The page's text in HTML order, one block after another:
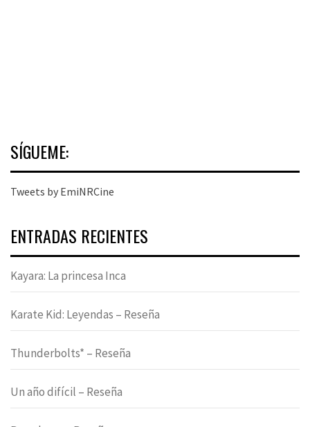
SÍGUEME:
Tweets by EmiNRCine
ENTRADAS RECIENTES
Kayara: La princesa Inca
Karate Kid: Leyendas – Reseña
Thunderbolts* – Reseña
Un año difícil – Reseña